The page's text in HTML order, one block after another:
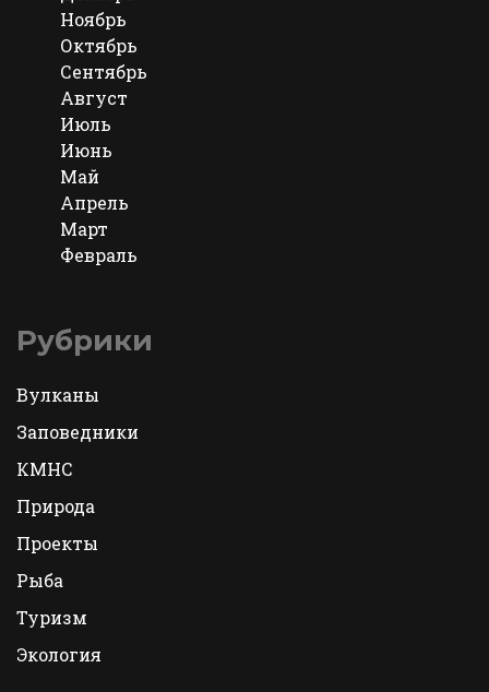
Ноябрь
Октябрь
Сентябрь
Август
Июль
Июнь
Май
Апрель
Март
Февраль
Рубрики
Вулканы
Заповедники
КМНС
Природа
Проекты
Рыба
Туризм
Экология